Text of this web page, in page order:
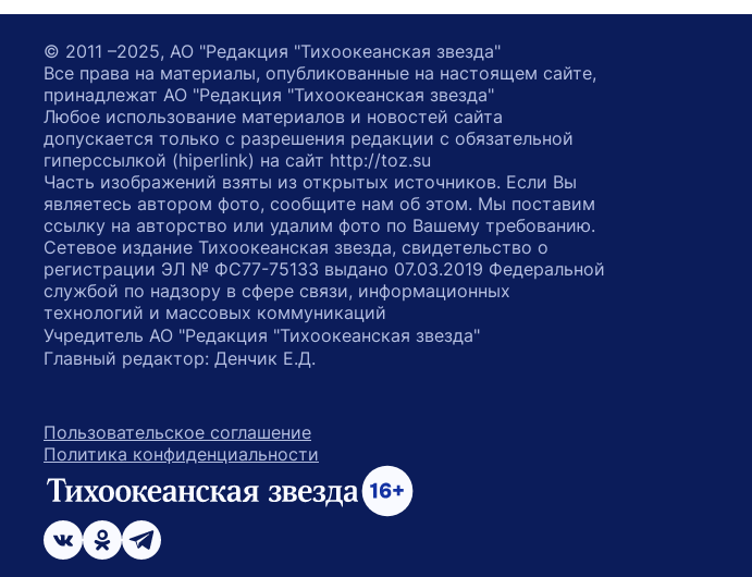
© 2011 –2025, АО "Редакция "Тихоокеанская звезда"
Все права на материалы, опубликованные на настоящем сайте,
принадлежат АО "Редакция "Тихоокеанская звезда"
Любое использование материалов и новостей сайта
допускается только с разрешения редакции с обязательной
гиперссылкой (hiperlink) на сайт http://toz.su
Часть изображений взяты из открытых источников. Если Вы
являетесь автором фото, сообщите нам об этом. Мы поставим
ссылку на авторство или удалим фото по Вашему требованию.
Сетевое издание Тихоокеанская звезда, свидетельство о
регистрации ЭЛ № ФС77-75133 выдано 07.03.2019 Федеральной
службой по надзору в сфере связи, информационных
технологий и массовых коммуникаций
Учредитель АО "Редакция "Тихоокеанская звезда"
Главный редактор: Денчик Е.Д.
Пользовательское соглашение
Политика конфиденциальности
ссылка на главную
возрастное ограничение 16+
ссылка на страницу в Вконтакте
ссылка на страницу в Одноклассниках
ссылка на канал в Телеграмм